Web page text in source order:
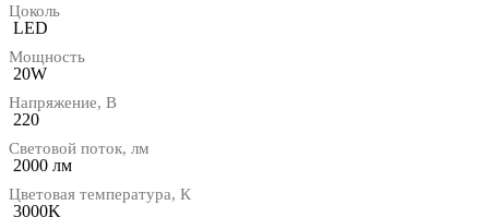
Цоколь
LED
Мощность
20W
Напряжение, В
220
Световой поток, лм
2000 лм
Цветовая температура, К
3000K